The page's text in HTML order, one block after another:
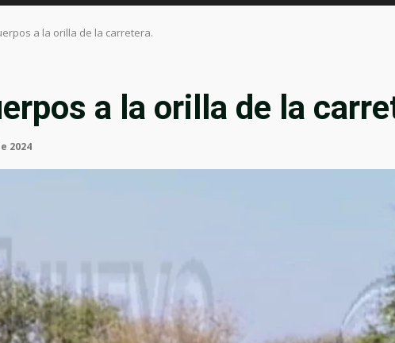
a la orilla de la carretera.
a la orilla de la
2024